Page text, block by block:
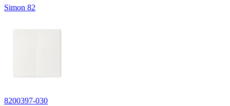
Simon 82
8200397-030